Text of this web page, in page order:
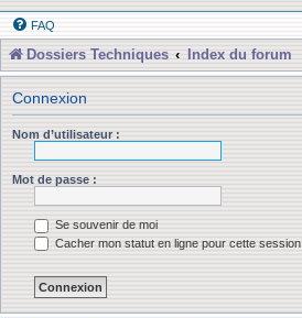
FAQ
Dossiers Techniques Index du forum
Connexion
Nom d’utilisateur :
Mot de passe :
Se souvenir de moi
Cacher mon statut en ligne pour cette session